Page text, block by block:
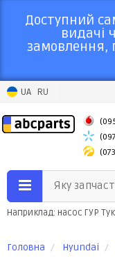
Доступний
видачі
замовлення,
UA RU
Яку
Наприклад: насос ГУР
Головна Hyundai